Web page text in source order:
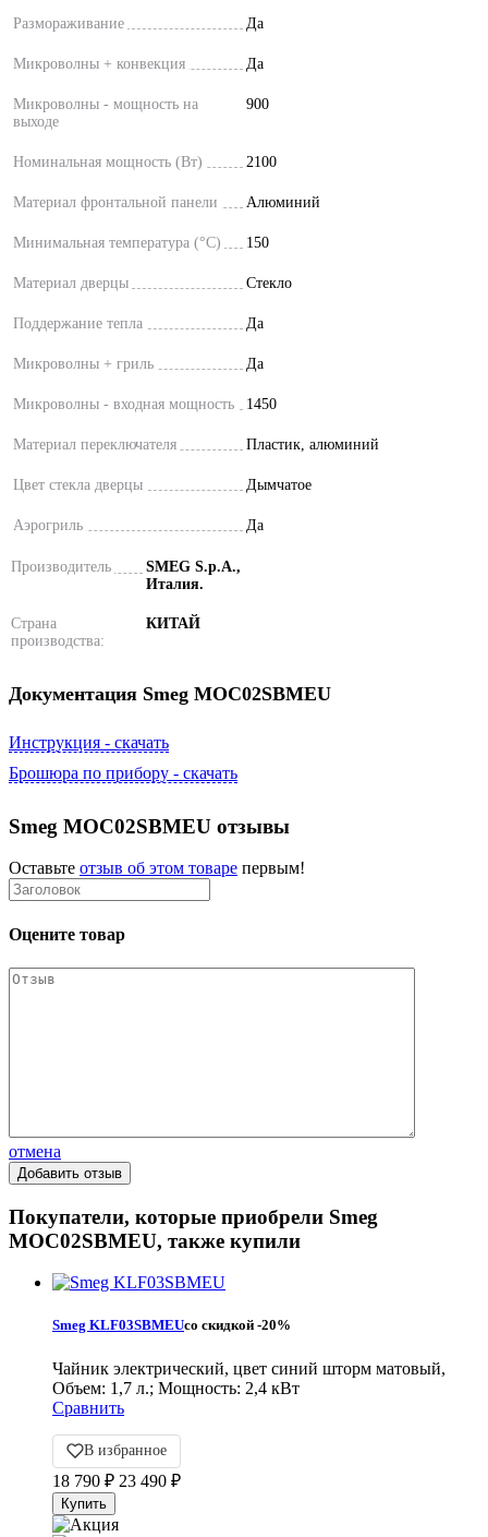
Размораживание Да
Микроволны + конвекция Да
Микроволны - мощность на
выходе
900
Номинальная мощность (Вт) 2100
Материал фронтальной панели Алюминий
Минимальная температура (°C) 150
Материал дверцы Стекло
Поддержание тепла Да
Микроволны + гриль Да
Микроволны - входная мощность 1450
Материал переключателя Пластик, алюминий
Цвет стекла дверцы Дымчатое
Аэрогриль Да
Производитель
SMEG S.p.A.,
Италия.
Страна
производства:
КИТАЙ
Документация Smeg MOC02SBMEU
Инструкция - скачать
Брошюра по прибору - скачать
Smeg MOC02SBMEU отзывы
Оставьте отзыв об этом товаре первым!
Оцените товар
отмена
Покупатели, которые приобрели Smeg
MOC02SBMEU, также купили
Smeg KLF03SBMEUсо скидкой -20%
Чайник электрический, цвет синий шторм матовый,
Объем: 1,7 л.; Мощность: 2,4 кВт
Сравнить
В избранное
18 790 ₽ 23 490 ₽